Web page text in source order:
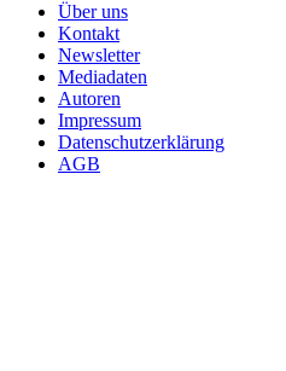
Über uns
Kontakt
Newsletter
Mediadaten
Autoren
Impressum
Datenschutzerklärung
AGB